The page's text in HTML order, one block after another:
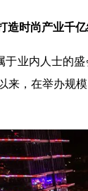
造时尚产业千
于业内人士的
来，在举办规